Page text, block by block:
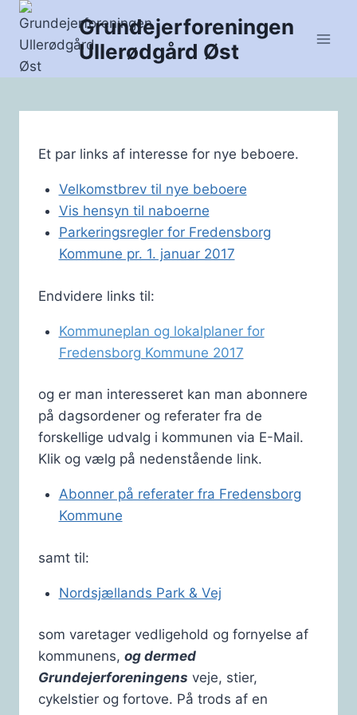
Fortsæt
indhold
Grundejerforeningen
Ullerødgård Øst
Et par links af interesse for nye beboere.
Velkomstbrev til nye beboere
Vis hensyn til naboerne
Parkeringsregler for Fredensborg
Kommune pr. 1. januar 2017
Endvidere links til:
Kommuneplan og lokalplaner for
Fredensborg Kommune 2017
og er man interesseret kan man abonnere
på dagsordener og referater fra de
forskellige udvalg i kommunen via E-Mail.
Klik og vælg på nedenstående link.
Abonner på referater fra Fredensborg
Kommune
samt til:
Nordsjællands Park & Vej
som varetager vedligehold og fornyelse af
kommunens, og dermed
Grundejerforeningens veje, stier,
cykelstier og fortove. På trods af en